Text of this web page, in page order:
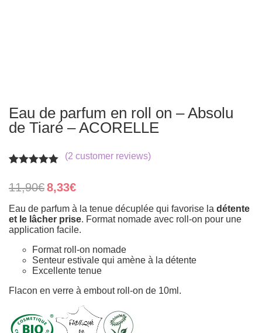
Eau de parfum en roll on – Absolu
de Tiaré – ACORELLE
out of 5
based on
ratings
(2 customer reviews)
11,90€ Original
price
was:
11,90€.
8,33€Current
is:
8,33€.
Eau de parfum à la tenue décuplée qui favorise la détente
et le lâcher prise. Format nomade avec roll-on pour une
application facile.
Format roll-on nomade
Senteur estivale qui amène à la détente
Excellente tenue
Flacon en verre à embout roll-on de 10ml.